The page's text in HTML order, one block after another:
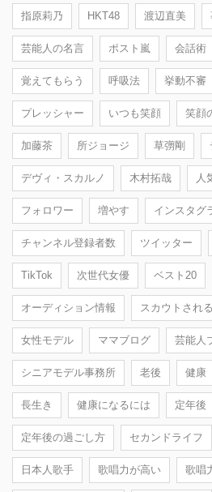
指原莉乃 HKT48 渡辺直美
芸能人の名言 ポスト嵐 会話術
覚えてもらう 呼吸法 挙動不審
プレッシャー いつも笑顔 笑顔
加藤茶 所ジョージ 草彅剛
デヴィ・スカルノ 木村拓哉 人
フォロワー 増やす インスタグ
チャンネル登録者数 ツイッター
TikTok 次世代女優 ベスト20
オーディション情報 スカウトされ
女性モデル ママブログ 芸能人
シニアモデル事務所 老後 健康
長生き 健康になるには 定年後
定年後の過ごし方 セカンドライフ
日本人歌手 歌唱力が高い 歌唱